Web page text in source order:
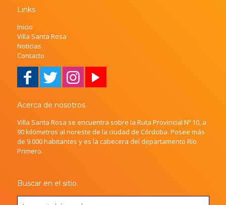
Links
Inicio
Villa Santa Rosa
Noticias
Contacto
Acerca de nosotros
Villa Santa Rosa se encuentra sobre la Ruta Provincial Nº 10, a
90 kilómetros al noreste de la ciudad de Córdoba. Posee más
de 9.000 habitantes y es la cabecera del departamento Río
Primero.
Buscar en el sitio.